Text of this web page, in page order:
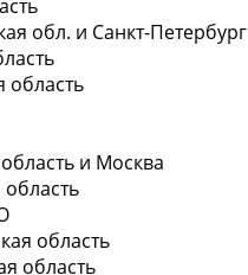
обл. и Санкт-Петербург
область
и Москва
область
область